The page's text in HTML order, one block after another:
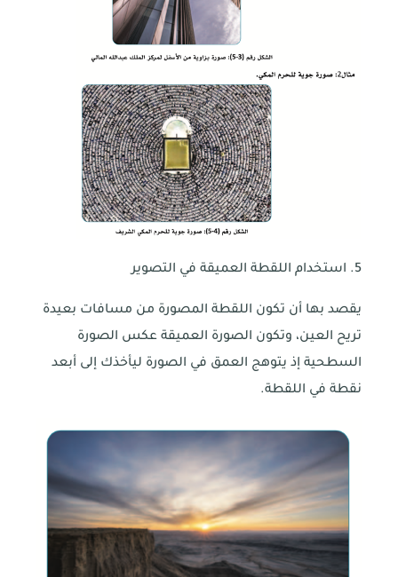
5. استخدام اللقطة العميقة في التصوير
يقصد بها أن تكون اللقطة المصورة من مسافات بعيدة
تريح العين، وتكون الصورة العميقة عكس الصورة
السطحية إذ يتوهج العمق في الصورة ليأخذك إلى أبعد
نقطة في اللقطة.